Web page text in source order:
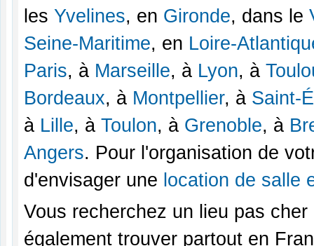
les Yvelines, en Gironde, dans le
Seine-Maritime, en Loire-
Paris, à Marseille, à Lyon, à
Bordeaux, à Montpellier, à Saint-
à Lille, à Toulon, à Grenoble, à
Angers. Pour l'organisation de
d'envisager une location de salle
Vous recherchez un lieu pas
également trouver partout en